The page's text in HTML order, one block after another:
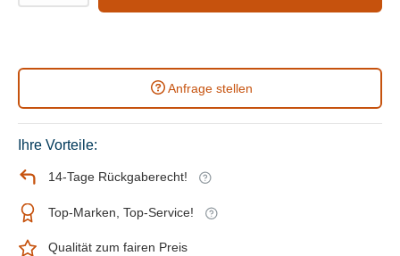
Anfrage stellen
Ihre Vorteile:
14-Tage Rückgaberecht!
Top-Marken, Top-Service!
Qualität zum fairen Preis